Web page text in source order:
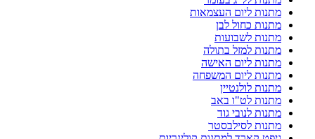
מתנות ליום העצמאות
מתנות כחול לבן
מתנות לשבועות
מתנות למזל בתולה
מתנות ליום האישה
מתנות ליום המשפחה
מתנות לולנטיין
מתנות לט"ו באב
מתנות לנובי גוד
מתנות לסילבסטר